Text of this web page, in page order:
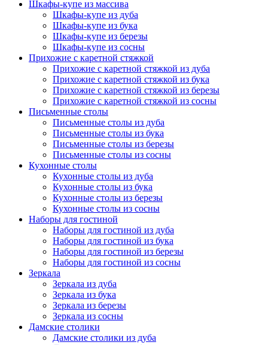
Шкафы-купе из массива
Шкафы-купе из дуба
Шкафы-купе из бука
Шкафы-купе из березы
Шкафы-купе из сосны
Прихожие с каретной стяжкой
Прихожие с каретной стяжкой из дуба
Прихожие с каретной стяжкой из бука
Прихожие с каретной стяжкой из березы
Прихожие с каретной стяжкой из сосны
Письменные столы
Письменные столы из дуба
Письменные столы из бука
Письменные столы из березы
Письменные столы из сосны
Кухонные столы
Кухонные столы из дуба
Кухонные столы из бука
Кухонные столы из березы
Кухонные столы из сосны
Наборы для гостиной
Наборы для гостиной из дуба
Наборы для гостиной из бука
Наборы для гостиной из березы
Наборы для гостиной из сосны
Зеркала
Зеркала из дуба
Зеркала из бука
Зеркала из березы
Зеркала из сосны
Дамские столики
Дамские столики из дуба